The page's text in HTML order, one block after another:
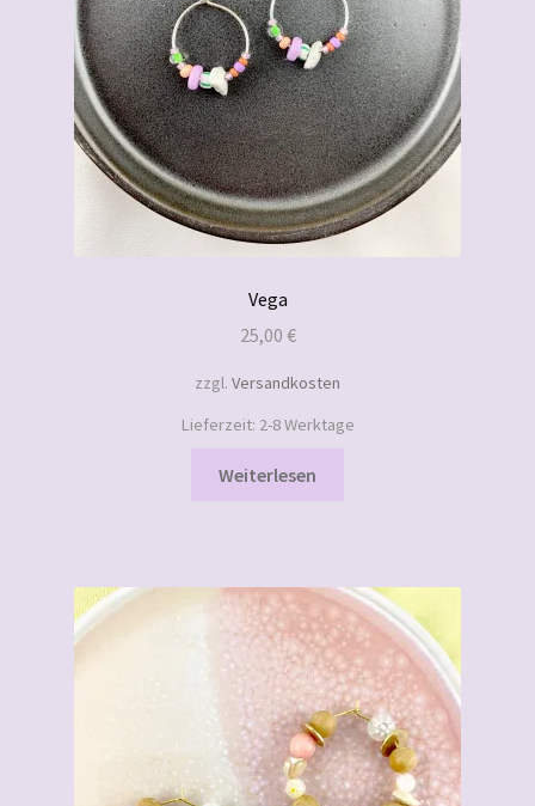
Vega
25,00 €
zzgl. Versandkosten
Lieferzeit: 2-8 Werktage
Weiterlesen